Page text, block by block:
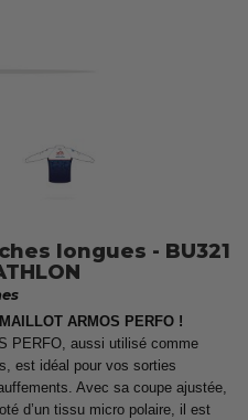
longues - BU321
ARMOS PERFO !
PERFO, aussi utilisé comme
est idéal pour vos sorties
Avec sa coupe ajustée,
d’un tissu micro polaire, il est